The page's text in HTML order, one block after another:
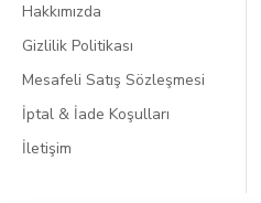
Hakkımızda
Gizlilik Politikası
Mesafeli Satış Sözleşmesi
İptal & İade Koşulları
İletişim